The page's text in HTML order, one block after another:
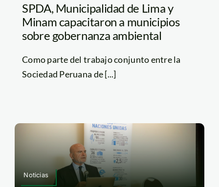
SPDA, Municipalidad de Lima y
Minam capacitaron a municipios
sobre gobernanza ambiental
Como parte del trabajo conjunto entre la
Sociedad Peruana de [...]
Noticias